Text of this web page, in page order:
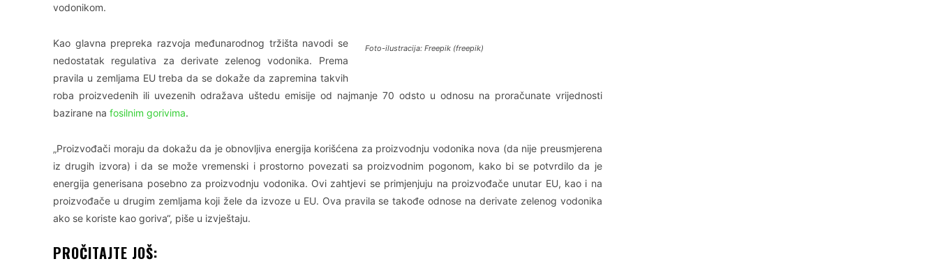
vodonikom.
Foto-ilustracija: Freepik (freepik)
Kao glavna prepreka razvoja međunarodnog tržišta navodi se
nedostatak regulativa za derivate zelenog vodonika. Prema
pravila u zemljama EU treba da se dokaže da zapremina takvih
roba proizvedenih ili uvezenih odražava uštedu emisije od najmanje 70 odsto u odnosu na proračunate vrijednosti
bazirane na fosilnim gorivima.
„Proizvođači moraju da dokažu da je obnovljiva energija korišćena za proizvodnju vodonika nova (da nije preusmjerena
iz drugih izvora) i da se može vremenski i prostorno povezati sa proizvodnim pogonom, kako bi se potvrdilo da je
energija generisana posebno za proizvodnju vodonika. Ovi zahtjevi se primjenjuju na proizvođače unutar EU, kao i na
proizvođače u drugim zemljama koji žele da izvoze u EU. Ova pravila se takođe odnose na derivate zelenog vodonika
ako se koriste kao goriva“, piše u izvještaju.
PROČITAJTE JOŠ: